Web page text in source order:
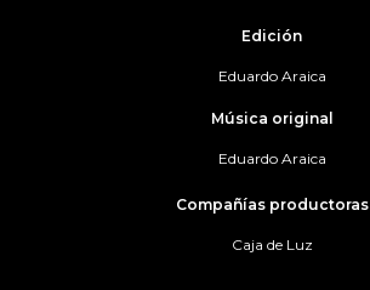
Edición
Eduardo Araica
Música original
Eduardo Araica
Compañías productoras
Caja de Luz